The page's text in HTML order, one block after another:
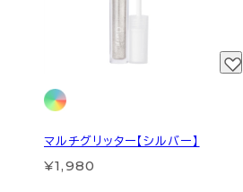
マルチグリッター【シルバー】
¥1,980